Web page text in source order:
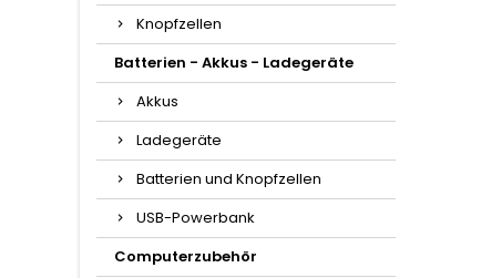
Knopfzellen
Batterien - Akkus - Ladegeräte
Akkus
Ladegeräte
Batterien und Knopfzellen
USB-Powerbank
Computerzubehör